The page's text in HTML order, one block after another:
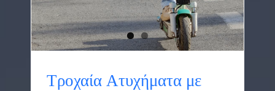
Τροχαία Ατυχήματα με